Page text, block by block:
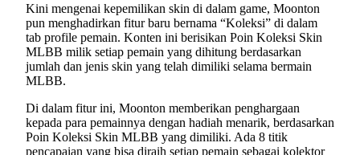
Kini mengenai kepemilikan skin di dalam game, Moonton
pun menghadirkan fitur baru bernama “Koleksi” di dalam
tab profile pemain. Konten ini berisikan Poin Koleksi Skin
MLBB milik setiap pemain yang dihitung berdasarkan
jumlah dan jenis skin yang telah dimiliki selama bermain
MLBB.
Di dalam fitur ini, Moonton memberikan penghargaan
kepada para pemainnya dengan hadiah menarik, berdasarkan
Poin Koleksi Skin MLBB yang dimiliki. Ada 8 titik
pencapaian yang bisa diraih setiap pemain sebagai kolektor